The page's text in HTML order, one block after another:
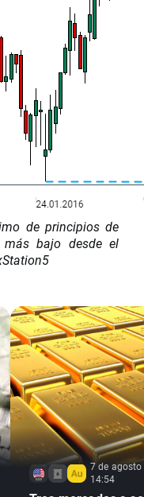
de principios de
bajo desde el
7 de agosto
14:54